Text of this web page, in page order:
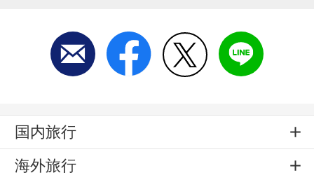
国内旅行
海外旅行